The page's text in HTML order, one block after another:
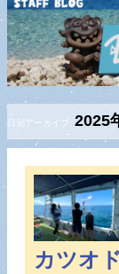
日別アーカイブ: 2025
カツオ